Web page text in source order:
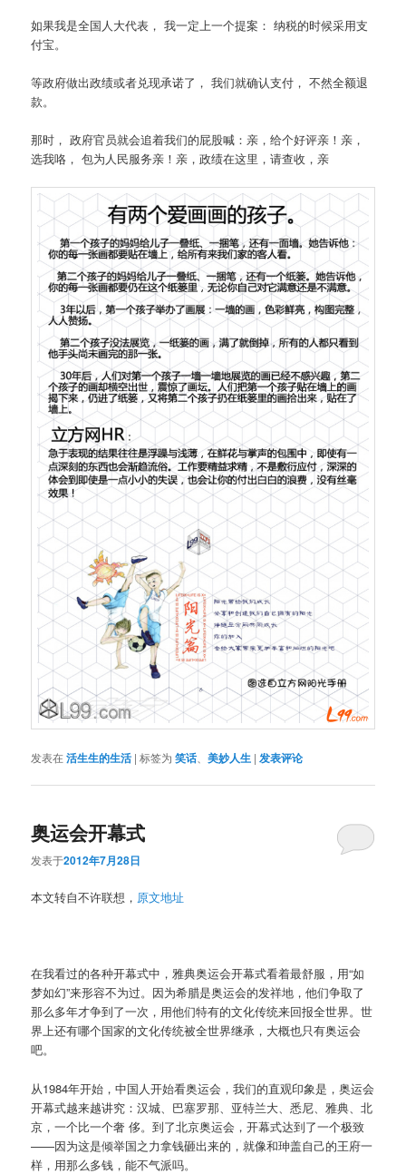
如果我是全国人大代表， 我一定上一个提案： 纳税的时候采用支
付宝。
等政府做出政绩或者兑现承诺了， 我们就确认支付， 不然全额退
款。
那时， 政府官员就会追着我们的屁股喊：亲，给个好评亲！亲，
选我咯， 包为人民服务亲！亲，政绩在这里，请查收，亲
发表在活生生的生活 |标签为 笑话、美妙人生 | 发表评论
奥运会开幕式
发表于2012年7月28日
本文转自不许联想， 原文地址
在我看过的各种开幕式中，雅典奥运会开幕式看着最舒服，用“如
梦如幻”来形容不为过。因为希腊是奥运会的发祥地，他们争取了
那么多年才争到了一次，用他们特有的文化传统来回报全世界。世
界上还有哪个国家的文化传统被全世界继承，大概也只有奥运会
吧。
从1984年开始，中国人开始看奥运会，我们的直观印象是，奥运会
开幕式越来越讲究：汉城、巴塞罗那、亚特兰大、悉尼、雅典、北
京，一个比一个奢 侈。到了北京奥运会，开幕式达到了一个极致
——因为这是倾举国之力拿钱砸出来的，就像和珅盖自己的王府一
样，用那么多钱，能不气派吗。